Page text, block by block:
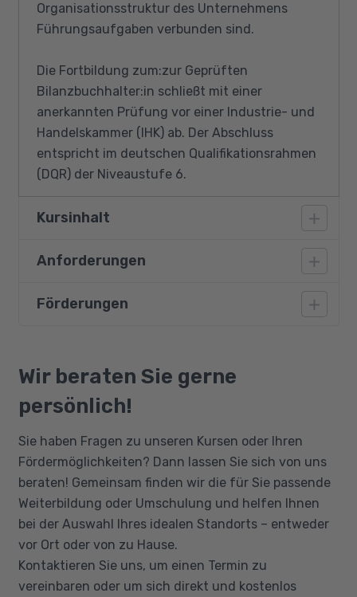
Organisationsstruktur des Unternehmens
Führungsaufgaben verbunden sind.
Die Fortbildung zum:zur Geprüften
Bilanzbuchhalter:in schließt mit einer
anerkannten Prüfung vor einer Industrie- und
Handelskammer (IHK) ab. Der Abschluss
entspricht im deutschen Qualifikationsrahmen
(DQR) der Niveaustufe 6.
Kursinhalt
Geschäftsvorfälle erfassen und nach
Abschlüssen führen
Betriebliche Sachverhalte steuerlich
darstellen
wahrnehmen, gestalten und überwachen
Kosten- und Leistungsrechnung
zielorientiert anwenden
Ein internes Kontrollsystem sicherstellen
Anforderungen
Für die Teilnahme an der Aufstiegsfortbildung
Anforderungen des § 53c des
Berufsbildungsgesetzes erfüllt und Folgendes
nachweist:
eine erfolgreich abgelegte
Abschlussprüfung in einem anerkannten
kaufmännischen oder verwaltenden
Ausbildungsberuf mit einer
Berufsausbildungsdauer von drei Jahren,
a) einen anerkannten Fortbildungsabschluss
Förderungen
Qualifizierungschancengesetz
Berufliche Rehabilitation
Wir beraten Sie gerne
persönlich!
Sie haben Fragen zu unseren Kursen oder Ihren
Fördermöglichkeiten? Dann lassen Sie sich von uns
beraten! Gemeinsam finden wir die für Sie passende
Weiterbildung oder Umschulung und helfen Ihnen
bei der Auswahl Ihres idealen Standorts – entweder
vor Ort oder von zu Hause.
Kontaktieren Sie uns, um einen Termin zu
vereinbaren oder um sich direkt und kostenlos